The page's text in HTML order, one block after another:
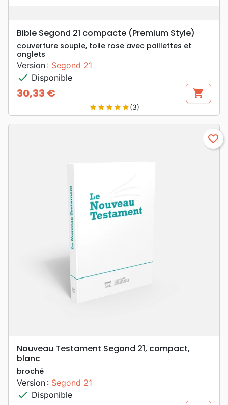
Bible Segond 21 compacte (Premium Style)
couverture souple, toile rose avec paillettes et
onglets
Version : Segond 21
check Disponible
Prix
30,33 € shopping_cart
star star star star star(3)
favorite_border
Nouveau Testament Segond 21, compact,
blanc
broché
Version : Segond 21
check Disponible